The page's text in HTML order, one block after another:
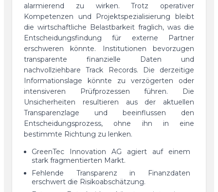
alarmierend zu wirken. Trotz operativer
Kompetenzen und Projektspezialisierung bleibt
die wirtschaftliche Belastbarkeit fraglich, was die
Entscheidungsfindung für externe Partner
erschweren könnte. Institutionen bevorzugen
transparente finanzielle Daten und
nachvollziehbare Track Records. Die derzeitige
Informationslage könnte zu verzögerten oder
intensiveren Prüfprozessen führen. Die
Unsicherheiten resultieren aus der aktuellen
Transparenzlage und beeinflussen den
Entscheidungsprozess, ohne ihn in eine
bestimmte Richtung zu lenken.
GreenTec Innovation AG agiert auf einem
stark fragmentierten Markt.
Fehlende Transparenz in Finanzdaten
erschwert die Risikoabschätzung.